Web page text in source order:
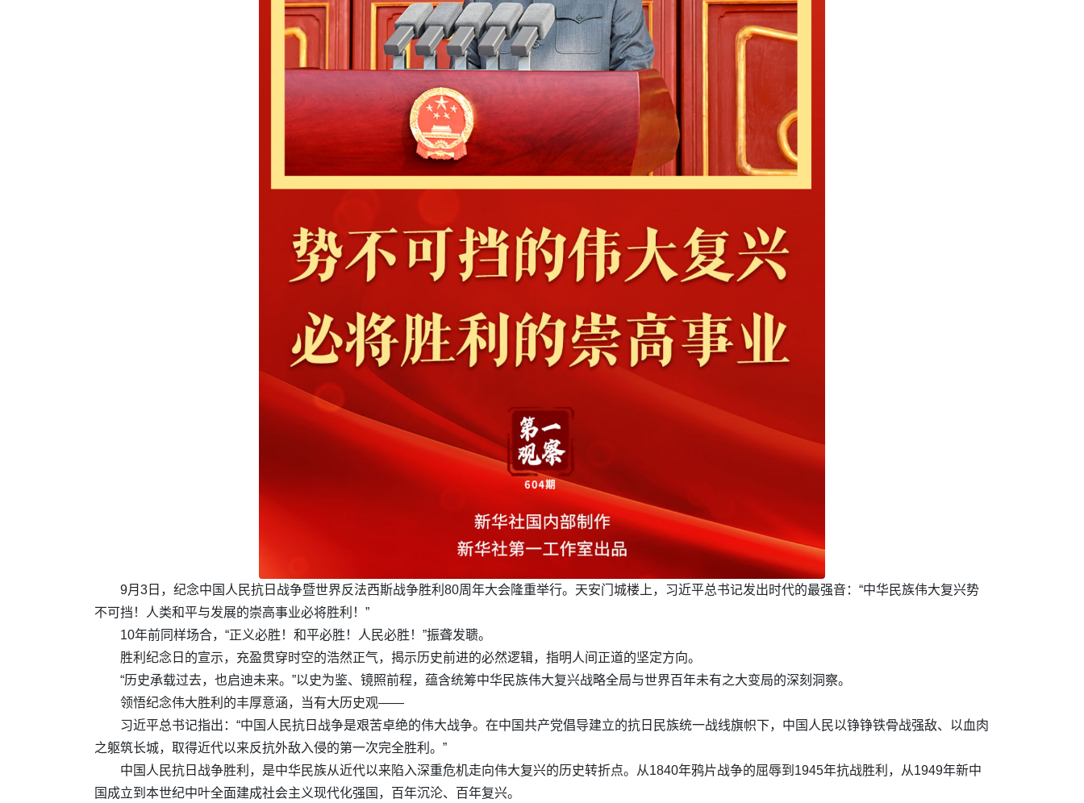
9月3日，纪念中国人民抗日战争暨世界反法西斯战争胜利80周年大会隆重举行。天安门城楼上，习近平总书记发出时代的最强音：“中华民族伟大复兴势
不可挡！人类和平与发展的崇高事业必将胜利！”
10年前同样场合，“正义必胜！和平必胜！人民必胜！”振聋发聩。
胜利纪念日的宣示，充盈贯穿时空的浩然正气，揭示历史前进的必然逻辑，指明人间正道的坚定方向。
“历史承载过去，也启迪未来。”以史为鉴、镜照前程，蕴含统筹中华民族伟大复兴战略全局与世界百年未有之大变局的深刻洞察。
领悟纪念伟大胜利的丰厚意涵，当有大历史观——
习近平总书记指出：“中国人民抗日战争是艰苦卓绝的伟大战争。在中国共产党倡导建立的抗日民族统一战线旗帜下，中国人民以铮铮铁骨战强敌、以血肉
之躯筑长城，取得近代以来反抗外敌入侵的第一次完全胜利。”
中国人民抗日战争胜利，是中华民族从近代以来陷入深重危机走向伟大复兴的历史转折点。从1840年鸦片战争的屈辱到1945年抗战胜利，从1949年新中
国成立到本世纪中叶全面建成社会主义现代化强国，百年沉沦、百年复兴。